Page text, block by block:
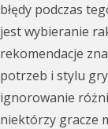
błędy podczas
jest wybieranie
rekomendacje
potrzeb i stylu
ignorowanie
niektórzy gracze